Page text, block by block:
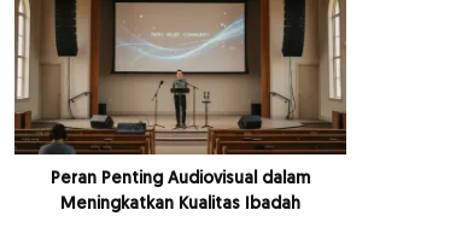
Peran Penting Audiovisual dalam
Meningkatkan Kualitas Ibadah